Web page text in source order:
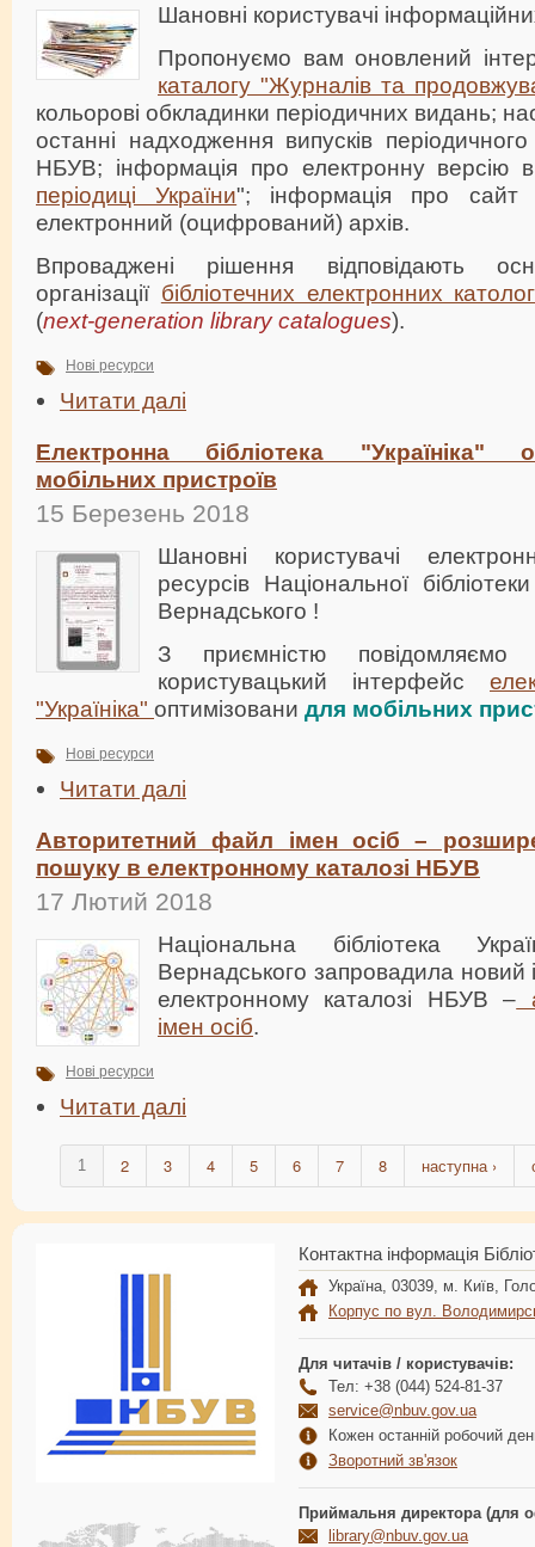
Шановні користувачі
Пропонуємо вам оновлений
каталогу "Журналів та
кольорові обкладинки періодичних видань;
останні надходження випусків
НБУВ; інформація про електронну версію
періодиці України"; інформація про сайт
електронний (оцифрований) архів.
Впроваджені рішення відповідають
організації бібліотечних електронних
(next-generation library catalogues).
Нові ресурси
Читати далі
Електронна бібліотека "Україніка"
мобільних пристроїв
15 Березень 2018
Шановні користувачі
ресурсів Національної
Вернадського !
З приємністю
користувацький інтерфейс
"Україніка" оптимізовани для мобільних
Нові ресурси
Читати далі
Авторитетний файл імен осіб –
пошуку в електронному каталозі НБУВ
17 Лютий 2018
Національна бібліотека
Вернадського запровадила новий
електронному каталозі НБУВ –
імен осіб.
Нові ресурси
Читати далі
1 2 3 4 5 6 7 8 наступна ›
Контактна інформація
Україна, 03039, м. Київ,
Корпус по вул.
Для читачів / користувачів:
Тел: +38 (044) 524-81-37
service@nbuv.gov.ua
Кожен останній робочий
Зворотний зв'язок
Приймальня директора (для
library@nbuv.gov.ua